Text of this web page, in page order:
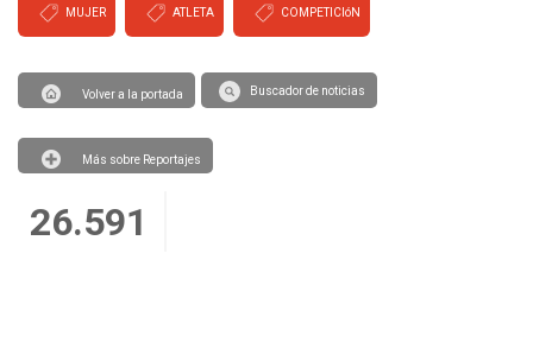
MUJER ATLETA COMPETICIóN
Volver a la portada Buscador de noticias
Más sobre Reportajes
26.591